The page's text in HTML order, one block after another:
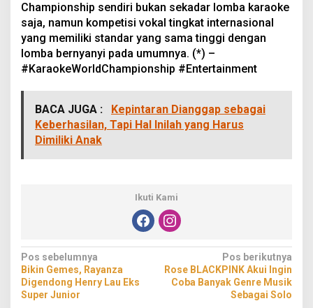
Championship sendiri bukan sekadar lomba karaoke
saja, namun kompetisi vokal tingkat internasional
yang memiliki standar yang sama tinggi dengan
lomba bernyanyi pada umumnya. (*) –
#KaraokeWorldChampionship #Entertainment
BACA JUGA :
Kepintaran Dianggap sebagai
Keberhasilan, Tapi Hal Inilah yang Harus
Dimiliki Anak
Ikuti Kami
Navigasi
pos
Pos sebelumnya
Bikin Gemes, Rayanza
Digendong Henry Lau Eks
Super Junior
Pos berikutnya
Rose BLACKPINK Akui Ingin
Coba Banyak Genre Musik
Sebagai Solo